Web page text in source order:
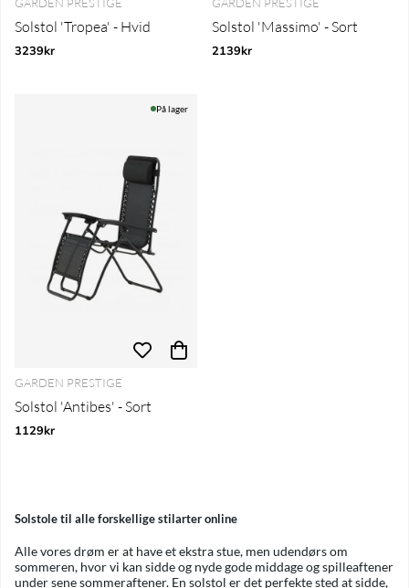
Solstol 'Tropea' - Hvid
3239kr
Solstol 'Massimo' - Sort
2139kr
På lager
GARDEN PRESTIGE
Solstol 'Antibes' - Sort
1129kr
Solstole til alle forskellige stilarter online
Alle vores drøm er at have et ekstra stue, men udendørs om
sommeren, hvor vi kan sidde og nyde gode middage og spilleaftener
under sene sommeraftener. En solstol er det perfekte sted at sidde,